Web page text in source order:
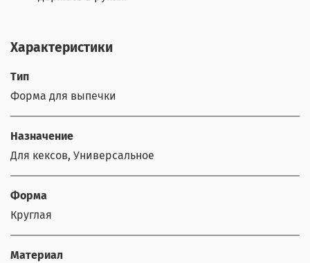
Характеристики
Тип
Форма для выпечки
Назначение
Для кексов, Универсальное
Форма
Круглая
Материал